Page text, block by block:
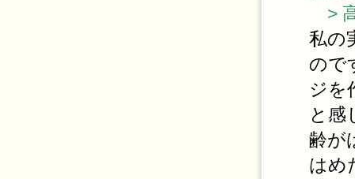
>
私の
ので
ジを
と感
齢が
はめ